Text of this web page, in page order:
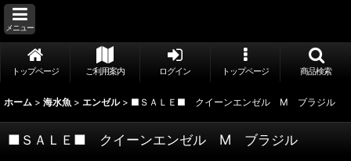
メニュー
トップページ ご利用案内 ログイン トップページ 商品検索
ホーム > 海水魚 > エンゼル > ■ＳＡＬＥ■ クイーンエンゼル M ブラジル
■ＳＡＬＥ■ クイーンエンゼル M ブラジル